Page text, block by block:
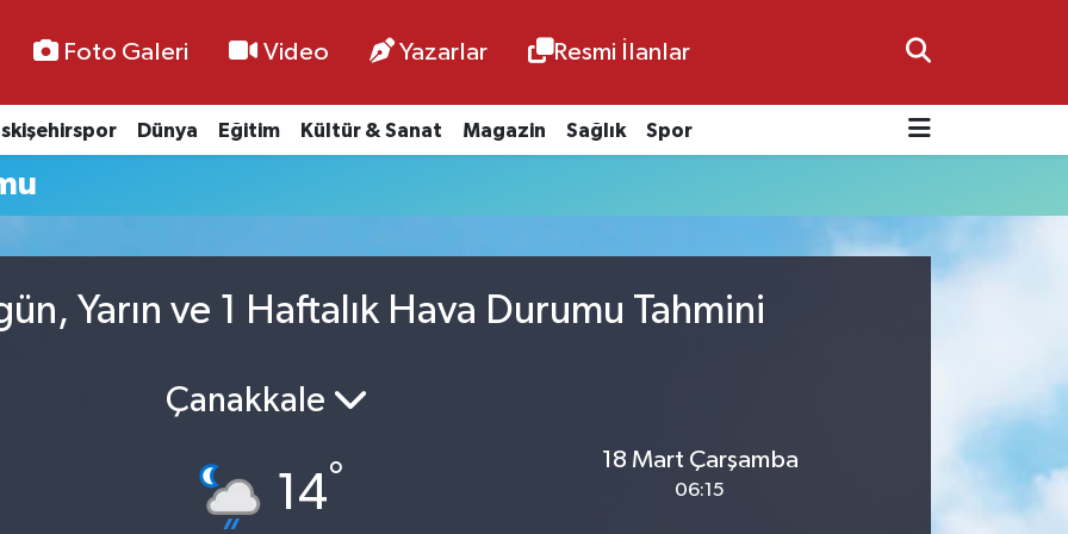
Foto Galeri Video Yazarlar Resmi İlanlar
Dünya Eğitim Kültür & Sanat Magazin Sağlık Spor
Yarın ve 1 Haftalık Hava Durumu Tahmini
Çanakkale
14°
18 Mart Çarşamba
06:15